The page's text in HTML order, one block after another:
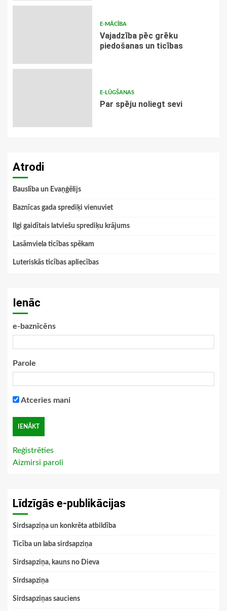
E-MĀCĪBA
Vajadzība pēc grēku
piedošanas un ticības
E-LŪGŠANAS
Par spēju noliegt sevi
Atrodi
Bauslība un Evaņģēlijs
Baznīcas gada sprediķi vienuviet
Ilgi gaidītais latviešu sprediķu krājums
Lasāmviela ticības spēkam
Luteriskās ticības apliecības
Ienāc
e-baznīcēns
Parole
Atceries mani
Reģistrēties
Aizmirsi paroli
Līdzīgās e-publikācijas
Sirdsapziņa un konkrēta atbildība
Ticība un laba sirdsapziņa
Sirdsapziņa, kauns no Dieva
Sirdsapziņa
Sirdsapziņas sauciens